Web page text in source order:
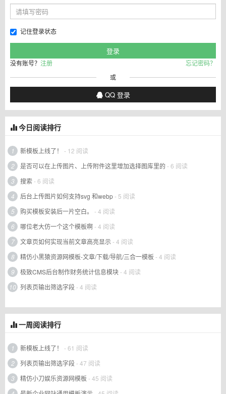
记住登录状态
没有账号？ 注册
忘记密码？
或
QQ 登录
今日阅读排行
1 新模板上线了！
- 12 阅读
2
是否可以在上传图片、上传附件这里增加选择图库里的 - 6 阅读
3
搜索- 6 阅读
4
后台上传图片如何支持svg 和webp- 5 阅读
5
购买模板安装后一片空白。
- 4 阅读
6
哪位老大仿一个这个模板啊- 4 阅读
7
文章页如何实现当前文章高亮显示- 4 阅读
8
精仿小黑猿资源网模板-文章/下载/导航/三合一模板 - 4 阅读
9
极致CMS后台制作财务统计信息模块- 4 阅读
10 列表页输出筛选字段- 4 阅读
一周阅读排行
1 新模板上线了！
- 61 阅读
2
列表页输出筛选字段- 47 阅读
3
精仿小刀娱乐资源网模板 - 45 阅读